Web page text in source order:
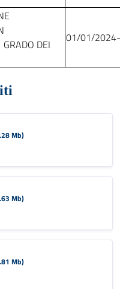
DEI
01/01/
Mb)
Mb)
Mb)